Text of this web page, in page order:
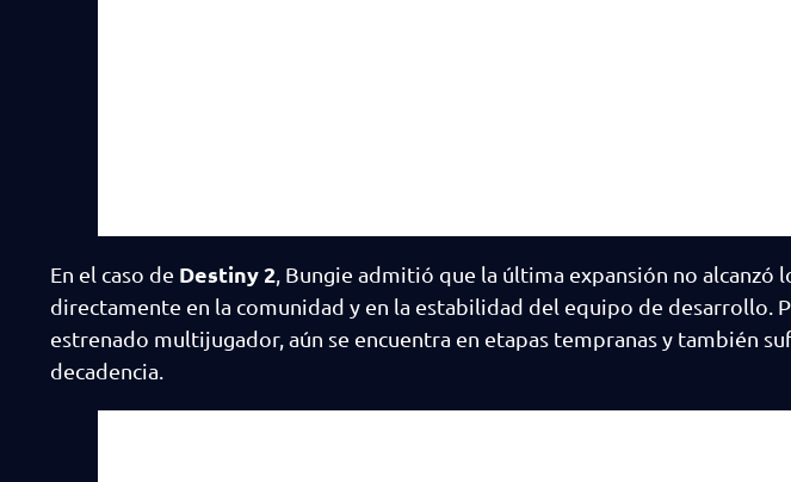
En el caso de Destiny 2 , Bungie admitió que la última expansión no
directamente en la comunidad y en la estabilidad del equipo de desarrollo.
estrenado multijugador, aún se encuentra en etapas tempranas y también
decadencia.